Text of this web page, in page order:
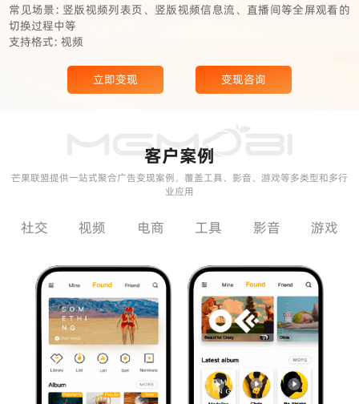
常见场景: 竖版视频列表页、竖版视频信息流、直播间等全屏观看的
切换过程中等
支持格式: 视频
立即变现 变现咨询
客户案例
芒果联盟提供一站式聚合广告变现案例，覆盖工具、影音、游戏等多类型和多行
业应用
社交 视频 电商 工具 影音 游戏